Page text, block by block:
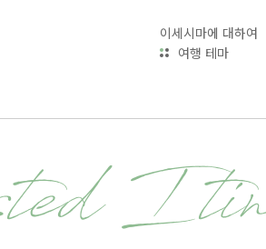
이세시마에 대하여
여행 테마